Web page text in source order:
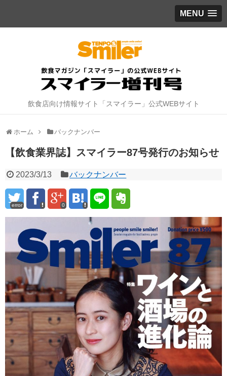
MENU
飲食店向け情報サイト「スマイラー」公式WEBサイト
ホーム バックナンバー
【飲食業界誌】スマイラー87号発行のお知らせ
2023/3/13 バックナンバー
error 0